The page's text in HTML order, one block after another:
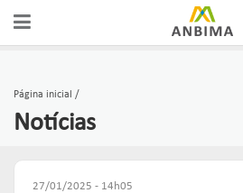
GOVERNANÇA
ASSOCIADOS
GRUPOS CONSULTIVOS
REDES
CÓDIGOS
SUPERVISÃO
CURSOS
EDUCAÇÃO DO INVESTIDOR
Página inicial
Notícias
27/01/2025 - 14h05